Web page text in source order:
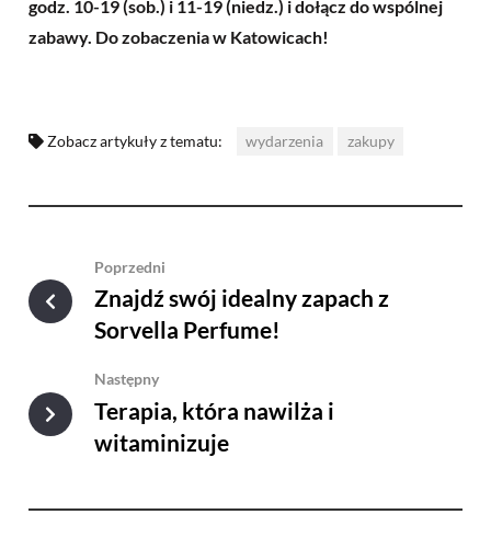
godz. 10-19 (sob.) i 11-19 (niedz.) i dołącz do wspólnej
zabawy. Do zobaczenia w Katowicach!
Zobacz artykuły z tematu: wydarzenia zakupy
Poprzedni
Znajdź swój idealny zapach z
Sorvella Perfume!
Następny
Terapia, która nawilża i
witaminizuje